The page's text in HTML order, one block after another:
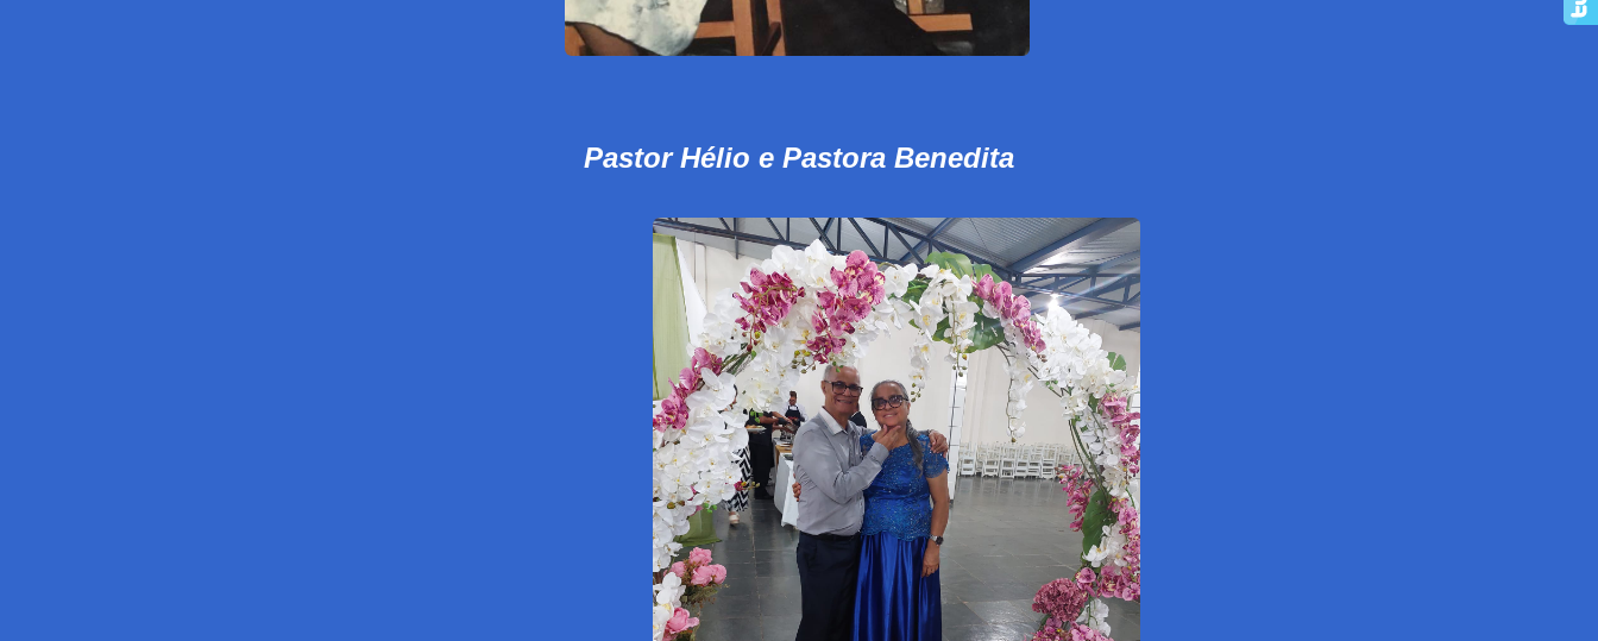
Pastor Hélio e Pastora Benedita